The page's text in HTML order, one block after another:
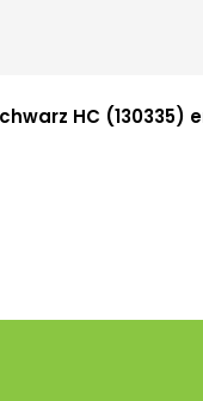
HC (130335)